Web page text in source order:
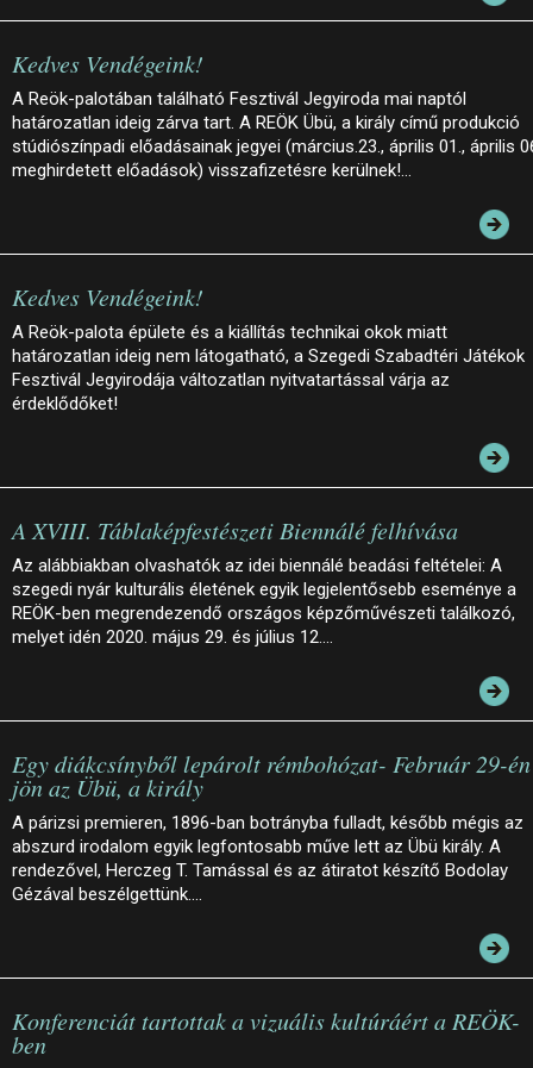
Kedves Vendégeink!
A Reök-palotában található Fesztivál Jegyiroda mai naptól
határozatlan ideig zárva tart. A REÖK Übü, a király című produkció
stúdiószínpadi előadásainak jegyei (március.23., április 01., április
meghirdetett előadások) visszafizetésre kerülnek!…
Kedves Vendégeink!
A Reök-palota épülete és a kiállítás technikai okok miatt
határozatlan ideig nem látogatható, a Szegedi Szabadtéri Játékok
Fesztivál Jegyirodája változatlan nyitvatartással várja az
érdeklődőket!
A XVIII. Táblaképfestészeti Biennálé felhívása
Az alábbiakban olvashatók az idei biennálé beadási feltételei: A
szegedi nyár kulturális életének egyik legjelentősebb eseménye a
REÖK-ben megrendezendő országos képzőművészeti találkozó,
melyet idén 2020. május 29. és július 12.…
Egy diákcsínyből lepárolt rémbohózat- Február 29-én
jön az Übü, a király
A párizsi premieren, 1896-ban botrányba fulladt, később mégis az
abszurd irodalom egyik legfontosabb műve lett az Übü király. A
rendezővel, Herczeg T. Tamással és az átiratot készítő Bodolay
Gézával beszélgettünk.…
Konferenciát tartottak a vizuális kultúráért a REÖK-
ben